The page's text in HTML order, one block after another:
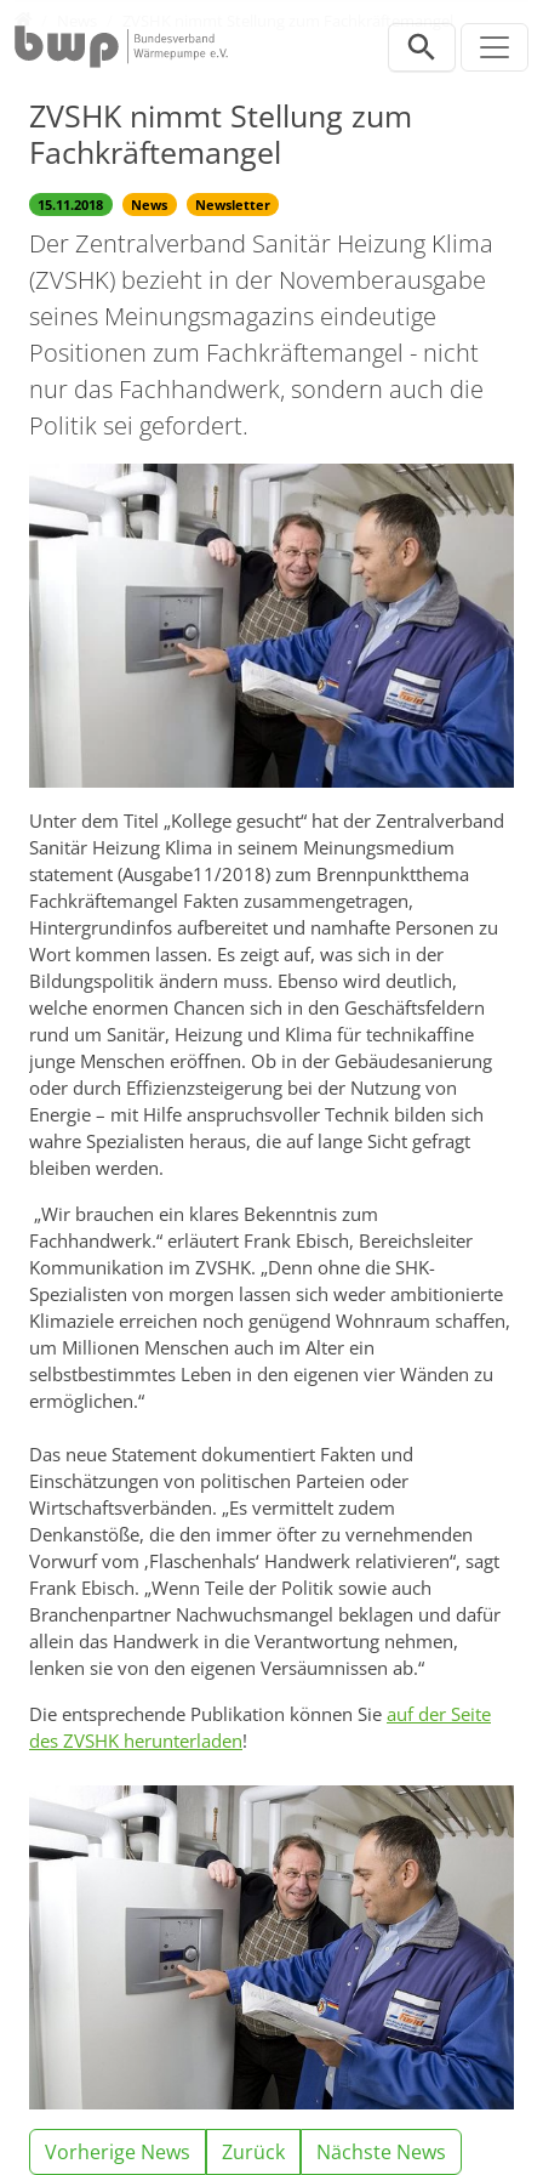
ZVSHK nimmt Stellung zum Fachkräftemangel
ZVSHK nimmt Stellung zum
Fachkräftemangel
15.11.2018 News Newsletter
Der Zentralverband Sanitär Heizung Klima
(ZVSHK) bezieht in der Novemberausgabe
seines Meinungsmagazins eindeutige
Positionen zum Fachkräftemangel - nicht
nur das Fachhandwerk, sondern auch die
Politik sei gefordert.
Unter dem Titel „Kollege gesucht“ hat der Zentralverband
Sanitär Heizung Klima in seinem Meinungsmedium
statement (Ausgabe11/2018) zum Brennpunktthema
Fachkräftemangel Fakten zusammengetragen,
Hintergrundinfos aufbereitet und namhafte Personen zu
Wort kommen lassen. Es zeigt auf, was sich in der
Bildungspolitik ändern muss. Ebenso wird deutlich,
welche enormen Chancen sich in den Geschäftsfeldern
rund um Sanitär, Heizung und Klima für technikaffine
junge Menschen eröffnen. Ob in der Gebäudesanierung
oder durch Effizienzsteigerung bei der Nutzung von
Energie – mit Hilfe anspruchsvoller Technik bilden sich
wahre Spezialisten heraus, die auf lange Sicht gefragt
bleiben werden.
„Wir brauchen ein klares Bekenntnis zum
Fachhandwerk.“ erläutert Frank Ebisch, Bereichsleiter
Kommunikation im ZVSHK. „Denn ohne die SHK-
Spezialisten von morgen lassen sich weder ambitionierte
Klimaziele erreichen noch genügend Wohnraum schaffen,
um Millionen Menschen auch im Alter ein
selbstbestimmtes Leben in den eigenen vier Wänden zu
ermöglichen.“
Das neue Statement dokumentiert Fakten und
Einschätzungen von politischen Parteien oder
Wirtschaftsverbänden. „Es vermittelt zudem
Denkanstöße, die den immer öfter zu vernehmenden
Vorwurf vom ‚Flaschenhals‘ Handwerk relativieren“, sagt
Frank Ebisch. „Wenn Teile der Politik sowie auch
Branchenpartner Nachwuchsmangel beklagen und dafür
allein das Handwerk in die Verantwortung nehmen,
lenken sie von den eigenen Versäumnissen ab.“
Die entsprechende Publikation können Sie auf der Seite
des ZVSHK herunterladen!
Vorherige News Zurück Nächste News